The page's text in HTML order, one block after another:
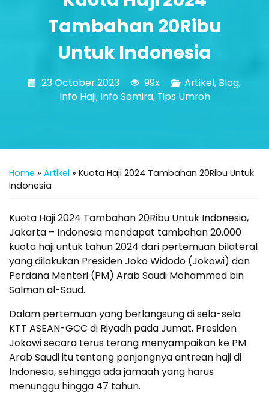
Tambahan 20Ribu
Untuk Indonesia
23 October 2023 99x Artikel, Blog,
Info Haji, Info Samira, Tips Umroh
Home » Artikel » Kuota Haji 2024 Tambahan 20Ribu Untuk
Indonesia
Kuota Haji 2024 Tambahan 20Ribu Untuk Indonesia,
Jakarta – Indonesia mendapat tambahan 20.000
kuota haji untuk tahun 2024 dari pertemuan bilateral
yang dilakukan Presiden Joko Widodo (Jokowi) dan
Perdana Menteri (PM) Arab Saudi Mohammed bin
Salman al-Saud.
Dalam pertemuan yang berlangsung di sela-sela
KTT ASEAN-GCC di Riyadh pada Jumat, Presiden
Jokowi secara terus terang menyampaikan ke PM
Arab Saudi itu tentang panjangnya antrean haji di
Indonesia, sehingga ada jamaah yang harus
menunggu hingga 47 tahun.